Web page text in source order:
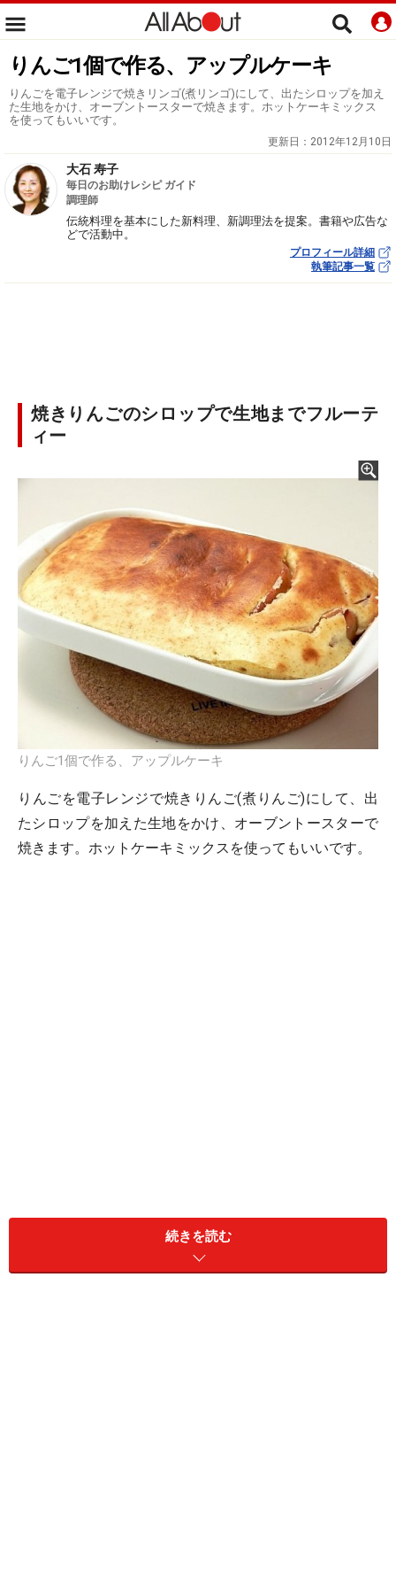
りんご1個で作る、アップルケーキ
りんごを電子レンジで焼きリンゴ(煮リンゴ)にして、出たシロップを加え
た生地をかけ、オーブントースターで焼きます。ホットケーキミックス
を使ってもいいです。
更新日： 2012年12月10日
大石 寿子
毎日のお助けレシピ ガイド
調理師
伝統料理を基本にした新料理、新調理法を提案。書籍や広告な
どで活動中。
プロフィール詳細
執筆記事一覧
焼きりんごのシロップで生地までフルーテ
ィー
りんご1個で作る、アップルケーキ
りんごを電子レンジで焼きりんご(煮りんご)にして、出
たシロップを加えた生地をかけ、オーブントースターで
焼きます。ホットケーキミックスを使ってもいいです。
レーズン 6～10粒
続きを読む